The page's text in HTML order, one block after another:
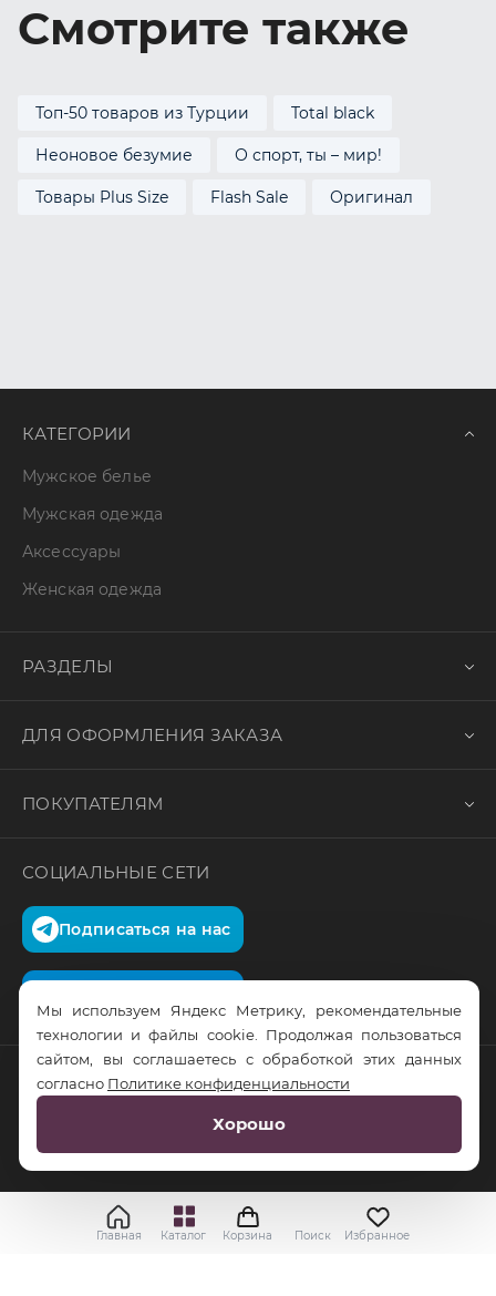
Смотрите также
Топ-50 товаров из Турции Total black
Неоновое безумие О спорт, ты – мир!
Товары Plus Size Flash Sale Оригинал
КАТЕГОРИИ
Мужское белье
Мужская одежда
Аксессуары
Женская одежда
РАЗДЕЛЫ
ДЛЯ ОФОРМЛЕНИЯ ЗАКАЗА
ПОКУПАТЕЛЯМ
СОЦИАЛЬНЫЕ СЕТИ
Подписаться на нас
© RusTrus. 2011-2026. Все права защищены
RS Digital
Главная Каталог Корзина Поиск Избранное
Мы используем Яндекс Метрику, рекомендательные
технологии и файлы cookie. Продолжая пользоваться
сайтом, вы соглашаетесь с обработкой этих данных
согласно Политике конфиденциальности
Хорошо